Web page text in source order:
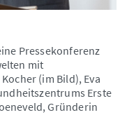
Pressekonferenz
mit
(im Bild), Eva
Erste
Gründerin